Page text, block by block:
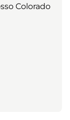
Colorado